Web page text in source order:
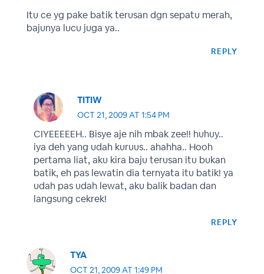
Itu ce yg pake batik terusan dgn sepatu merah,
bajunya lucu juga ya..
REPLY
TITIW
OCT 21, 2009 AT 1:54 PM
CIYEEEEEH.. Bisye aje nih mbak zee!! huhuy..
iya deh yang udah kuruus.. ahahha.. Hooh
pertama liat, aku kira baju terusan itu bukan
batik, eh pas lewatin dia ternyata itu batik! ya
udah pas udah lewat, aku balik badan dan
langsung cekrek!
REPLY
TYA
OCT 21, 2009 AT 1:49 PM